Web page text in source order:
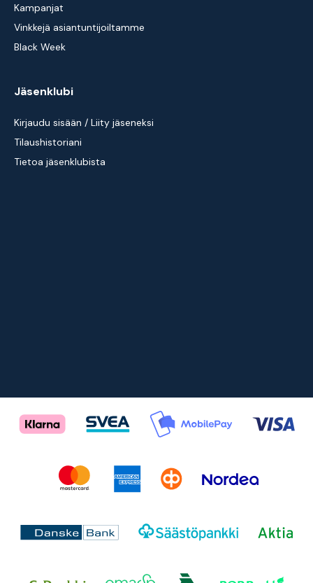
Kampanjat
Vinkkejä asiantuntijoiltamme
Black Week
Jäsenklubi
Kirjaudu sisään / Liity jäseneksi
Tilaushistoriani
Tietoa jäsenklubista